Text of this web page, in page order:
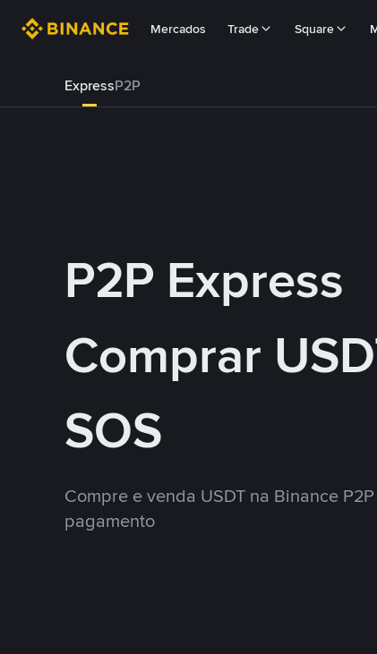
Mercados Trade Square
ExpressP2P
P2P Express
Comprar
SOS
Compre e venda USDT na Binance
pagamento